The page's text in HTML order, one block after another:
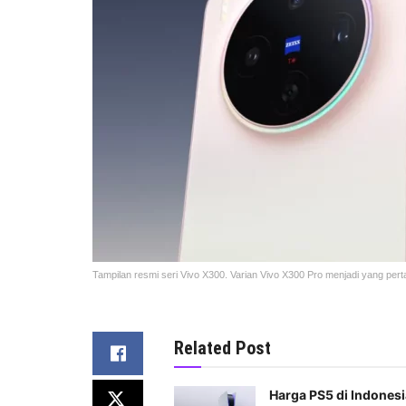
Tampilan resmi seri Vivo X300. Varian Vivo X300 Pro menjadi yang
Related Post
Harga PS5 di